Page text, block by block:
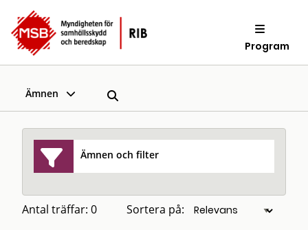
Program
Ämnen
Ämnen och filter
Antal träffar: 0 Sortera på: